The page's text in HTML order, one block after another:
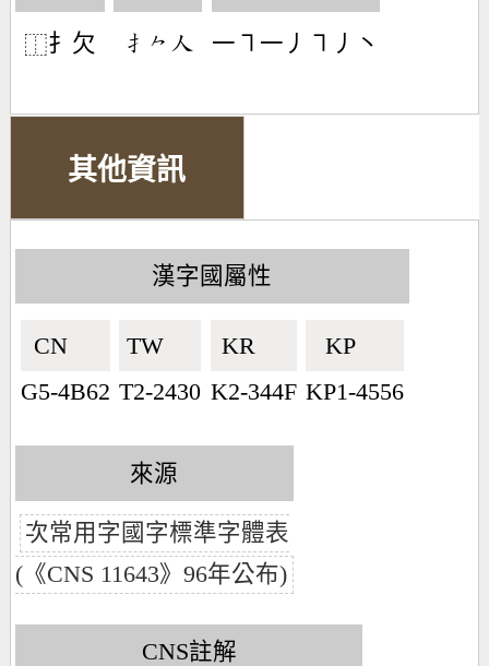
⿰扌欠 󶃛󶀽󶀬 一㇕一丿㇕丿丶
其他資訊
漢字國屬性
CN🇨🇳
G5-4B62
TW🇹🇼
T2-2430
KR🇰🇷
K2-344F
KP🇰🇵
KP1-4556
來源
次常用字國字標準字體表
(《CNS 11643》96年公布)
CNS註解